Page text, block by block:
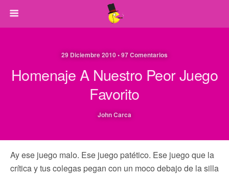
29 Diciembre 2010 • 97 Comentarios
Homenaje A Nuestro Peor Juego
Favorito
John Carca
Ay ese juego malo. Ese juego patético. Ese juego que la
crítica y tus colegas pegan con un moco debajo de la silla